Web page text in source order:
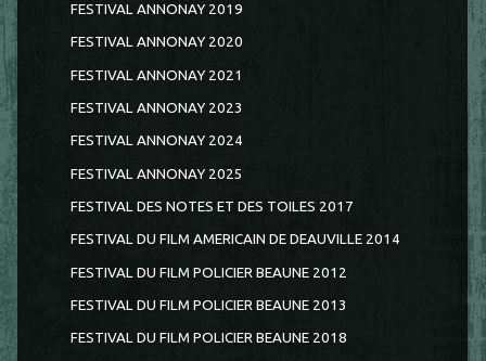
FESTIVAL ANNONAY 2019
FESTIVAL ANNONAY 2020
FESTIVAL ANNONAY 2021
FESTIVAL ANNONAY 2023
FESTIVAL ANNONAY 2024
FESTIVAL ANNONAY 2025
FESTIVAL DES NOTES ET DES TOILES 2017
FESTIVAL DU FILM AMERICAIN DE DEAUVILLE 2014
FESTIVAL DU FILM POLICIER BEAUNE 2012
FESTIVAL DU FILM POLICIER BEAUNE 2013
FESTIVAL DU FILM POLICIER BEAUNE 2018